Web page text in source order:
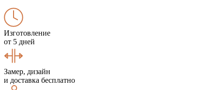
Изготовление
от 5 дней
Замер, дизайн
и доставка бесплатно